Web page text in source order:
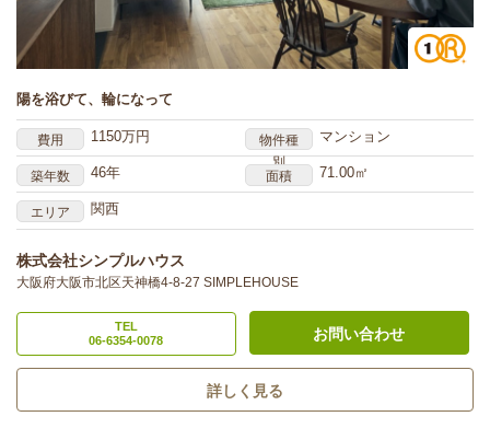
陽を浴びて、輪になって
費用 1150万円
物件種
別
マンション
築年数 46年 面積 71.00㎡
エリア 関西
株式会社シンプルハウス
大阪府大阪市北区天神橋4-8-27 SIMPLEHOUSE
TEL
06-6354-0078
お問い合わせ
詳しく見る